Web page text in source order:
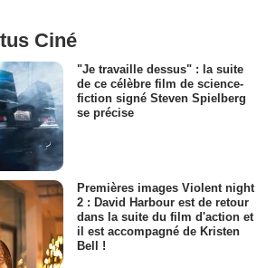
Ciné
"Je travaille dessus" : la suite
de ce célèbre film de science-
fiction signé Steven Spielberg
se précise
Premières images Violent night
2 : David Harbour est de retour
dans la suite du film d'action et
il est accompagné de Kristen
Bell !